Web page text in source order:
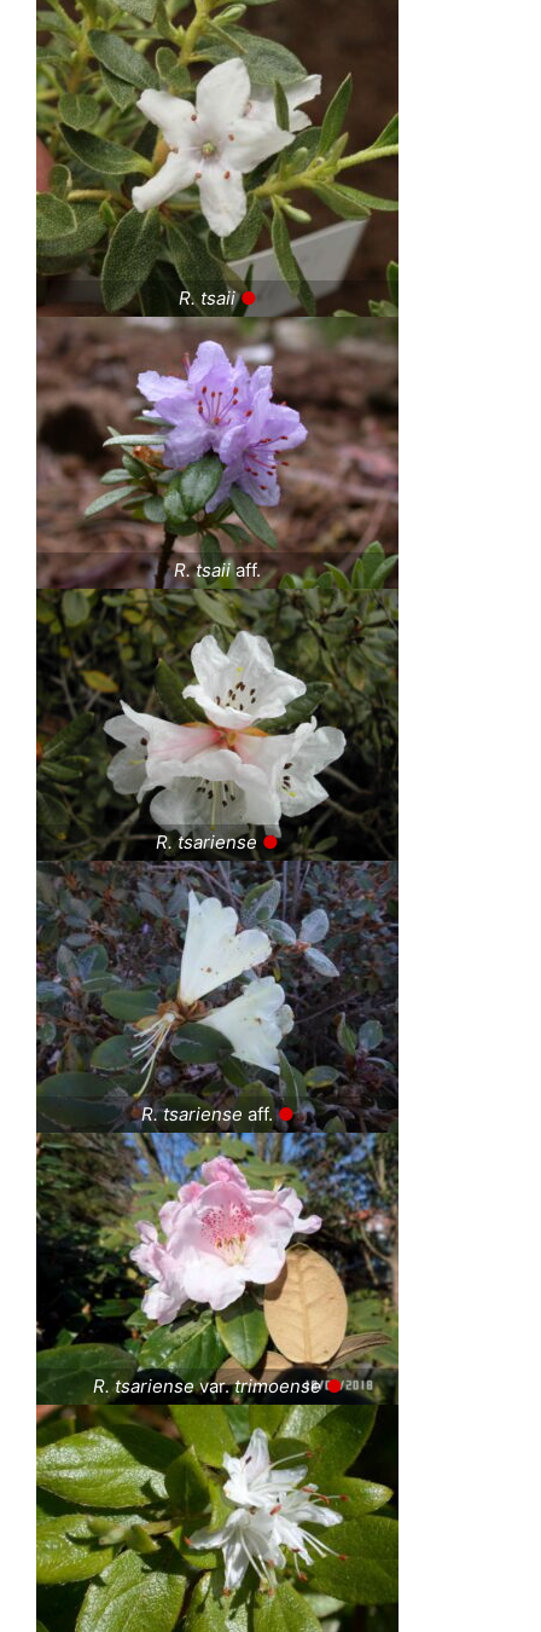
R. tsaii ●
R. tsaiiaff.
R. tsariense ●
R. tsariense aff.●
R. tsariensevar.trimoense ●